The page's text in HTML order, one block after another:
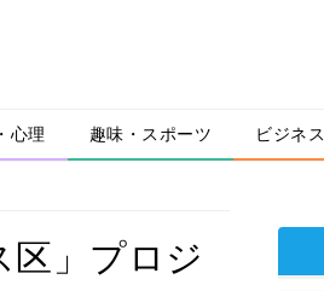
心理 趣味・スポーツ ビジネス
区」プロジ